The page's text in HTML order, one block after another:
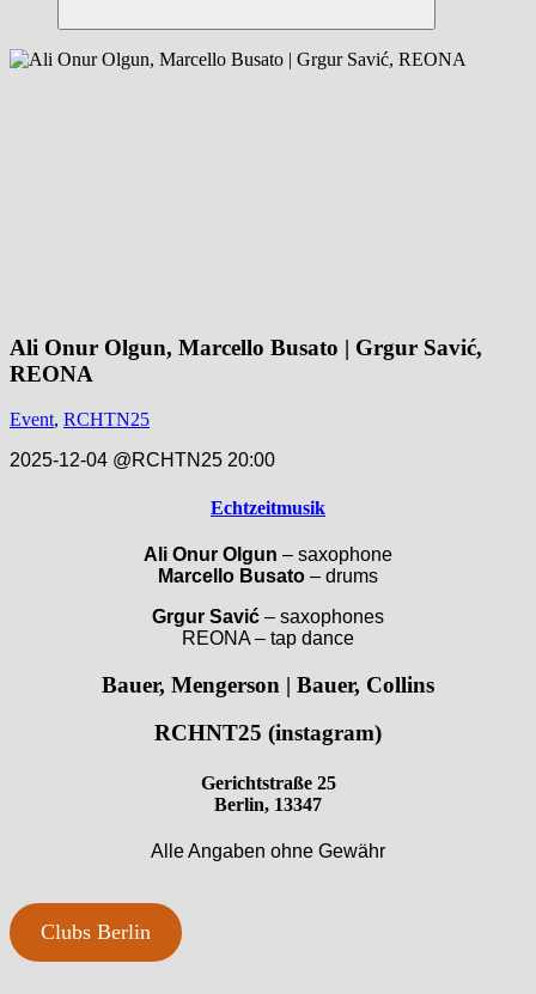
Suchen
Ali Onur Olgun, Marcello Busato | Grgur Savić,
REONA
Event, RCHTN25
2025-12-04 @RCHTN25 20:00
Echtzeitmusik
Ali Onur Olgun – saxophone
Marcello Busato – drums
Grgur Savić – saxophones
REONA – tap dance
Bauer, Mengerson | Bauer, Collins
RCHNT25 (instagram)
Gerichtstraße 25
Berlin, 13347
Alle Angaben ohne Gewähr
Clubs Berlin